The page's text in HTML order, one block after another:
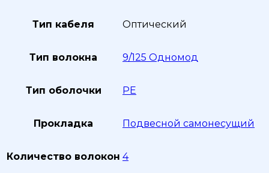
Тип кабеля Оптический
Тип волокна 9/125 Одномод
Тип оболочки PE
Прокладка Подвесной самонесущий
Количество волокон 4